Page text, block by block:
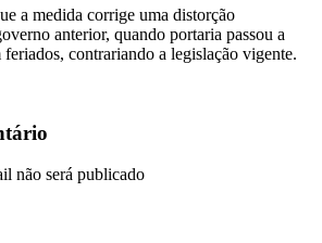
a medida corrige uma distorção
anterior, quando portaria passou a
contrariando a legislação vigente.
não será publicado